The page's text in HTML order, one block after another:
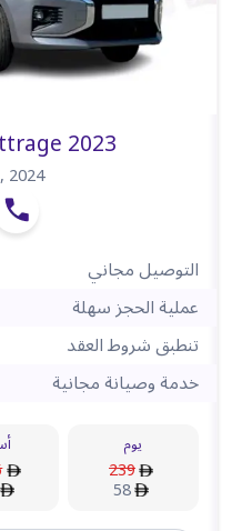
2023
,2024
التوصيل مجاني
عملية الحجز سهلة
تنطبق شروط العقد
خدمة وصيانة مجانية
يوم
239
58